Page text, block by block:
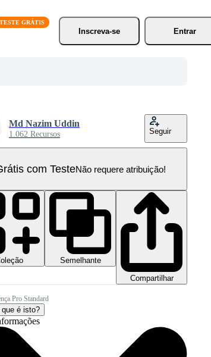
Inscreva-se
Entrar
Md Nazim Uddin
1.062 Recursos Seguir
com TesteNão requere atribuição!
Semelhante
Compartilhar
Pro Standard
que é isto?